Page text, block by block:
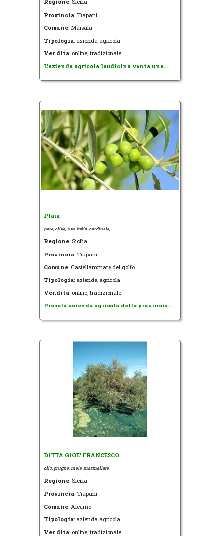
Regione: Sicilia
Provincia: Trapani
Comune: Marsala
Tipologia: azienda agricola
Vendita: online, tradizionale
L'azienda agricola laudicina vanta una...
Plaia
pere, olive, uva italia, cardinale,...
Regione: Sicilia
Provincia: Trapani
Comune: Castellammare del golfo
Tipologia: azienda agricola
Vendita: online, tradizionale
Piccola azienda agricola della provincia...
DITTA GIOE' FRANCESCO
olio, prugne, mele, marmellate
Regione: Sicilia
Provincia: Trapani
Comune: Alcamo
Tipologia: azienda agricola
Vendita: online, tradizionale